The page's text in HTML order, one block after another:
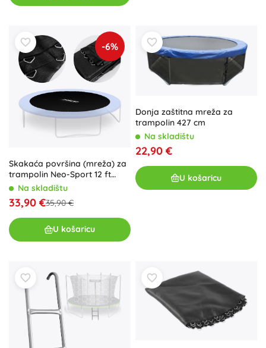
-6%
Skakaća površina (mreža) za
trampolin Neo-Sport 12 ft
(366–374 cm) 64 opruge
Na skladištu
33,90 €35,90 €
U košaricu
Donja zaštitna mreža za
trampolin 427 cm
Na skladištu
22,90 €
U košaricu